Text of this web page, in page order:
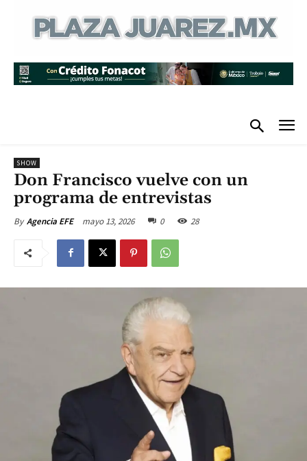
SHOW
Don Francisco vuelve con un
programa de entrevistas
By Agencia EFE mayo 13, 2026 0 28